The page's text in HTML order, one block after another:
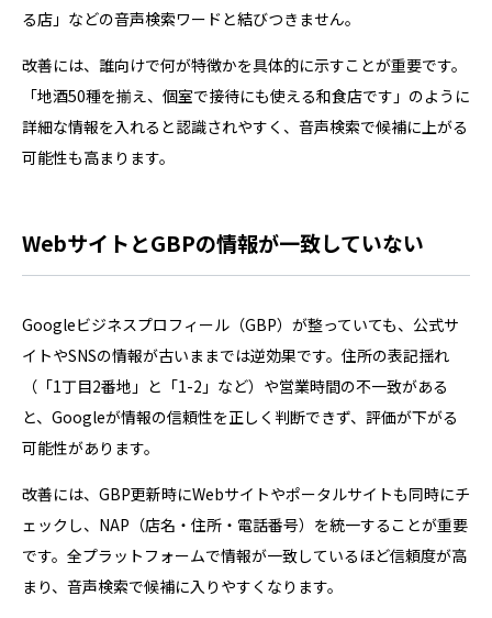
る店」などの音声検索ワードと結びつきません。
改善には、誰向けで何が特徴かを具体的に示すことが重要です。
「地酒50種を揃え、個室で接待にも使える和食店です」のように
詳細な情報を入れると認識されやすく、音声検索で候補に上がる
可能性も高まります。
WebサイトとGBPの情報が一致していない
Googleビジネスプロフィール（GBP）が整っていても、公式サ
イトやSNSの情報が古いままでは逆効果です。住所の表記揺れ
（「1丁目2番地」と「1-2」など）や営業時間の不一致がある
と、Googleが情報の信頼性を正しく判断できず、評価が下がる
可能性があります。
改善には、GBP更新時にWebサイトやポータルサイトも同時にチ
ェックし、NAP（店名・住所・電話番号）を統一することが重要
です。全プラットフォームで情報が一致しているほど信頼度が高
まり、音声検索で候補に入りやすくなります。